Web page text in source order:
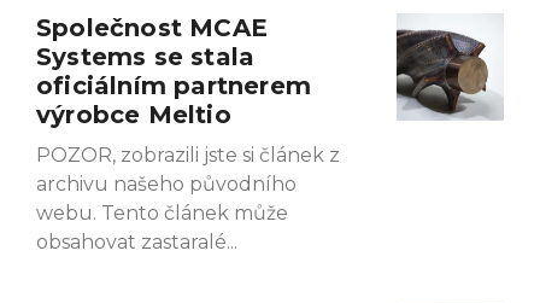
Společnost MCAE
Systems se stala
oficiálním partnerem
výrobce Meltio
POZOR, zobrazili jste si článek z
archivu našeho původního
webu. Tento článek může
obsahovat zastaralé